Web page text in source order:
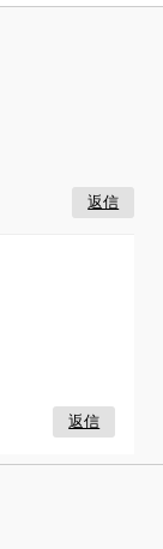
返信
返信